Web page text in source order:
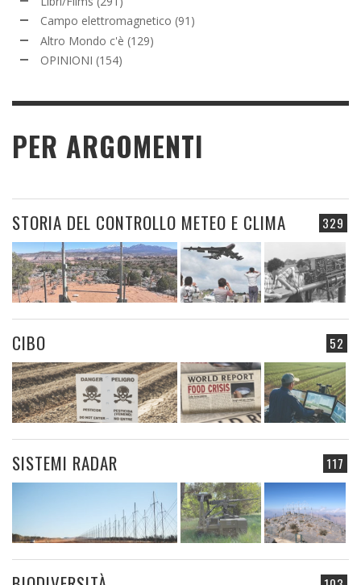
Campo elettromagnetico (91)
Altro Mondo c'è (129)
OPINIONI (154)
PER ARGOMENTI
329
STORIA DEL CONTROLLO METEO E CLIMA
52
CIBO
117
SISTEMI RADAR